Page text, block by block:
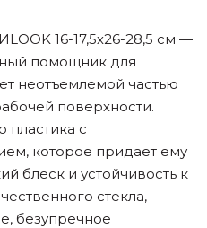
16-17,5х26-28,5 см —
помощник для
неотъемлемой частью
поверхности.
пластика с
которое придает ему
блеск и устойчивость к
стекла,
безупречное